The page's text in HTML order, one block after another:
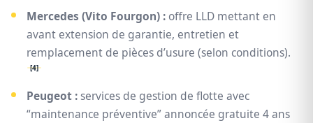
Mercedes (Vito Fourgon) : offre LLD mettant en
avant extension de garantie, entretien et
remplacement de pièces d’usure (selon conditions).
[4]
Peugeot :services de gestion de flotte avec
“maintenance préventive” annoncée gratuite 4 ans